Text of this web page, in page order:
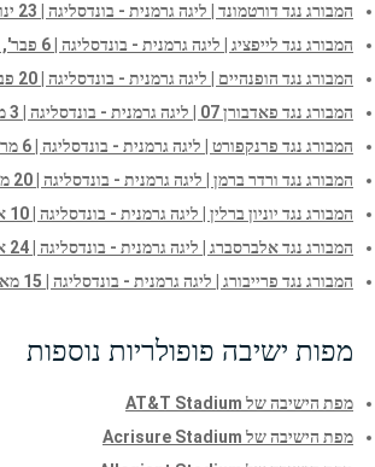
המבורג נגד דורטמונד | ליגה גרמנית - בונדסליגה | 23 ינו', 2027
המבורג נגד לייפציג | ליגה גרמנית - בונדסליגה | 6 פבר', 2027
המבורג נגד הופנהיים | ליגה גרמנית - בונדסליגה | 20 פבר', 2027
המבורג נגד פאדבורן 07 | ליגה גרמנית - בונדסליגה | 3 מרץ, 2027
המבורג נגד פרנקפורט | ליגה גרמנית - בונדסליגה | 6 מרץ, 2027
המבורג נגד ורדר ברמן | ליגה גרמנית - בונדסליגה | 20 מרץ, 2027
המבורג נגד יוניון ברלין | ליגה גרמנית - בונדסליגה | 10 אפר', 2027
המבורג נגד אלברסברג | ליגה גרמנית - בונדסליגה | 24 אפר', 2027
המבורג נגד פרייבורג | ליגה גרמנית - בונדסליגה | 15 מאי, 2027
מפות ישיבה פופולריות נוספות
מפת הישיבה של AT&T Stadium
מפת הישיבה של Acrisure Stadium